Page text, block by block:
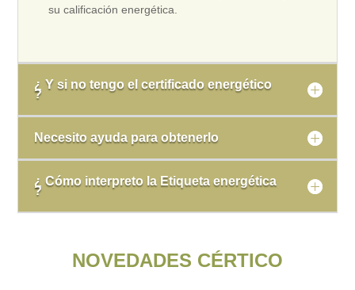
su calificación energética.
¿ Y si no tengo el certificado energético
?
Necesito ayuda para obtenerlo
¿ Cómo interpreto la Etiqueta energética
?
NOVEDADES CÉRTICO